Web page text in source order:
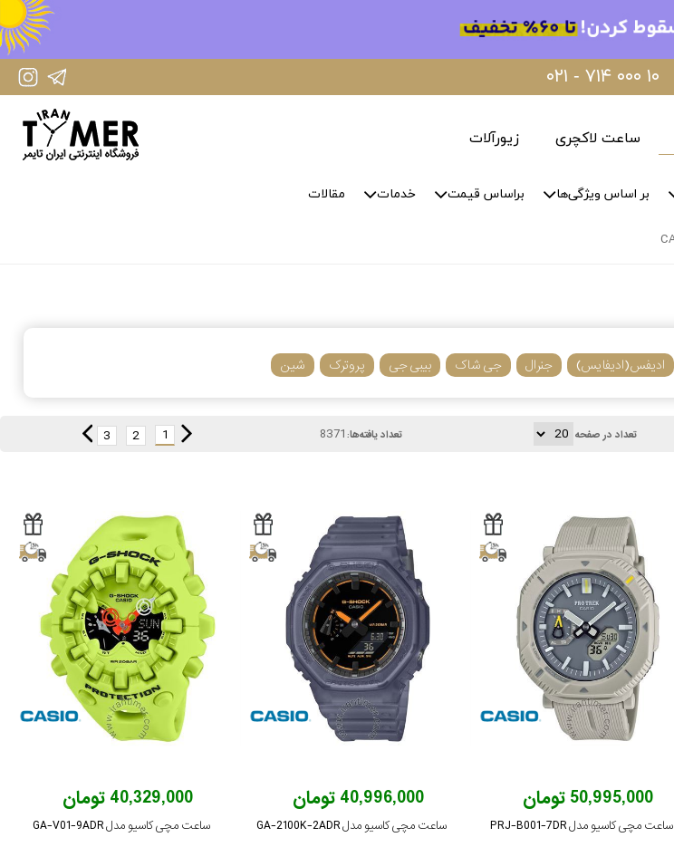
IranTimer Instagram Page ۰۲۱ - ۷۱۴ ۰۰۰ ۱۰
ساعت لاکچری زیورآلات
بر اساس ویژگی‌ها براساس قیمت خدمات مقالات
ادیفس(ادیفایس) جنرال جی شاک بیبی جی پروترک شین
تعداد در صفحه تعداد یافته‌ها:8371
1
2
3
50,995,000 تومان
ساعت مچی کاسیو مدل PRJ-B001-7DR
40,996,000 تومان
ساعت مچی کاسیو مدل GA-2100K-2ADR
40,329,000 تومان
ساعت مچی کاسیو مدل GA-V01-9ADR